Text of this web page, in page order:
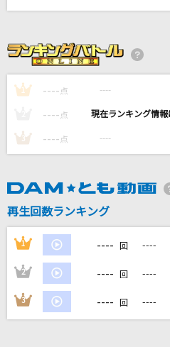
CHiCO with HoneyWorks
拝啓 貴方様
＝LOVE
ワタリドリ
[Alexandros]
サマータイムレコード
夜の踊り子
サカナクション
DAMの新曲・ラ
1 ---- 点 ----
---- 点 ----
3 ---- 点 ----
再生回数ランキング
1 ---- 回 ----
2 ---- 回 ----
3 ---- 回 ----